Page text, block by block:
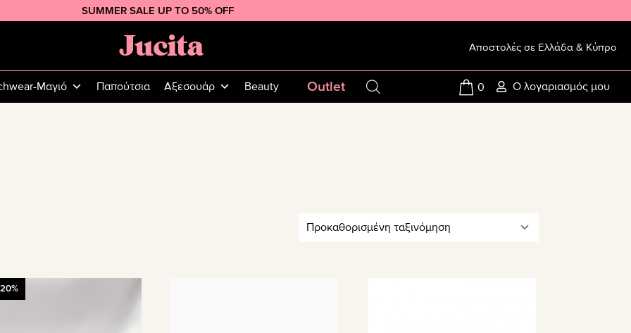
SUMMER SALE UP TO 50% OFF
Jucita
Plus
Size
Αποστολές σε Ελλάδα & Κύπρο
Μαγιό Παπούτσια Αξεσουάρ Beauty Outlet Ο λογαριασμός μου
0